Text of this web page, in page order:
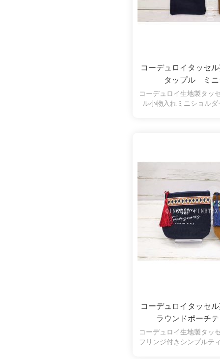
コーデュロイタッセ
タップル ミニ
コーデュロイ生地製タッ
ル小物入れミニショル
コーデュロイタッセ
ラウンドポーチ
コーデュロイ生地製タッ
フリンジ付きシンプルテ